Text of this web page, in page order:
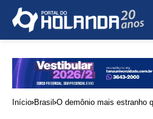
Início Brasil O demônio mais estranho